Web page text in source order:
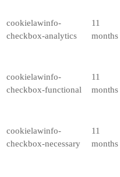
cookielawinfo-
checkbox-analytics
11
months
cookielawinfo-
checkbox-functional
11
months
cookielawinfo-
checkbox-necessary
11
months